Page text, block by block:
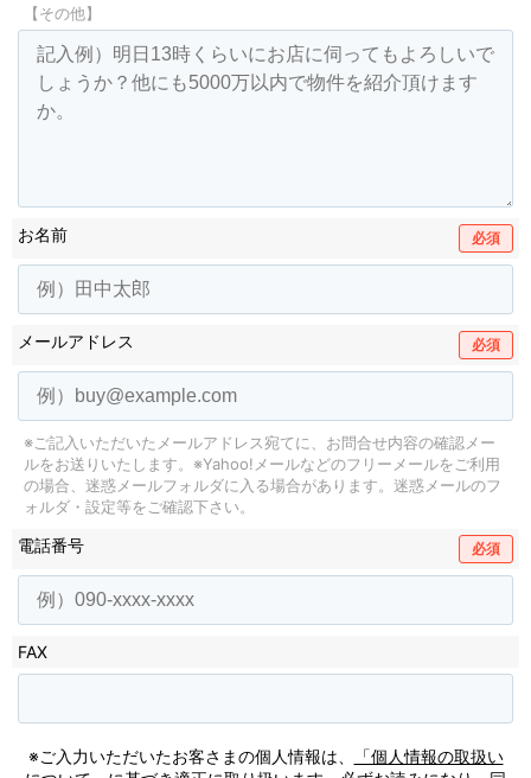
【その他】
お名前 必須
メールアドレス 必須
※ご記入いただいたメールアドレス宛てに、お問合せ内容の確認メー
ルをお送りいたします。 ※Yahoo!メールなどのフリーメールをご利用
の場合、迷惑メールフォルダに入る場合があります。 迷惑メールのフ
ォルダ・設定等をご確認下さい。
電話番号 必須
FAX
※ご入力いただいたお客さまの個人情報は、
「個人情報の取扱い